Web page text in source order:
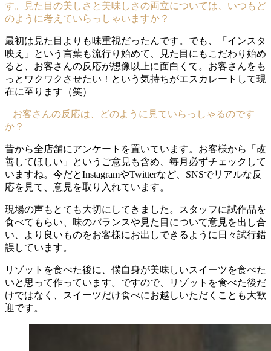
す。見た目の美しさと美味しさの両立については、いつもど
のように考えていらっしゃいますか？
最初は見た目よりも味重視だったんです。でも、「インスタ
映え」という言葉も流行り始めて、見た目にもこだわり始め
ると、お客さんの反応が想像以上に面白くて。お客さんをも
っとワクワクさせたい！という気持ちがエスカレートして現
在に至ります（笑）
− お客さんの反応は、どのように見ていらっしゃるのです
か？
昔から全店舗にアンケートを置いています。お客様から「改
善してほしい」というご意見も含め、毎月必ずチェックして
いますね。今だとInstagramやTwitterなど、SNSでリアルな反
応を見て、意見を取り入れています。
現場の声もとても大切にしてきました。スタッフに試作品を
食べてもらい、味のバランスや見た目について意見を出し合
い、より良いものをお客様にお出しできるように日々試行錯
誤しています。
リゾットを食べた後に、僕自身が美味しいスイーツを食べた
いと思って作っています。ですので、リゾットを食べた後だ
けではなく、スイーツだけ食べにお越しいただくことも大歓
迎です。